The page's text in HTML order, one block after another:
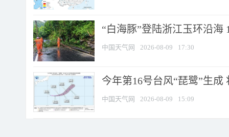
“白海豚”登陆浙江玉环沿海
中国天气网 2026-08-09 17:30
今年第16号台风“琵鹭”生
中国天气网 2026-08-09 15:09